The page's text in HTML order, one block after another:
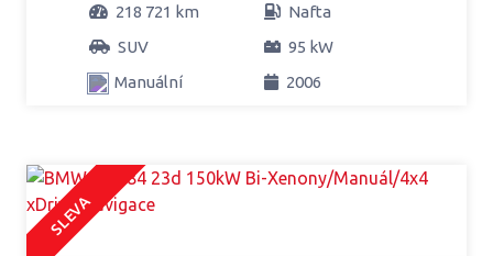
218 721 km
Nafta
SUV
95 kW
Manuální
2006
SLEVA